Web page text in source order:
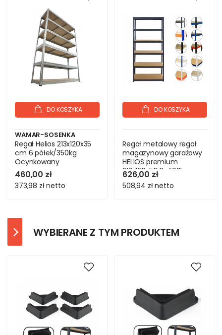
DO KOSZYKA
WAMAR-SOSENKA
Regał Helios 213x120x35
cm 6 półek/350kg
Ocynkowany
460,00 zł
373,98 złnetto
DO KOSZYKA
Regał metalowy regał
magazynowy garażowy
HELIOS premium
213x120x50 6x400kg
626,00 zł
508,94 złnetto
WYBIERANE Z TYM PRODUKTEM